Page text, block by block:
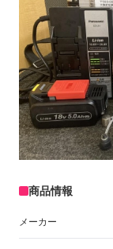
商品情報
メーカー